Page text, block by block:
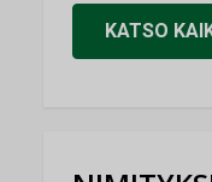
KATSO